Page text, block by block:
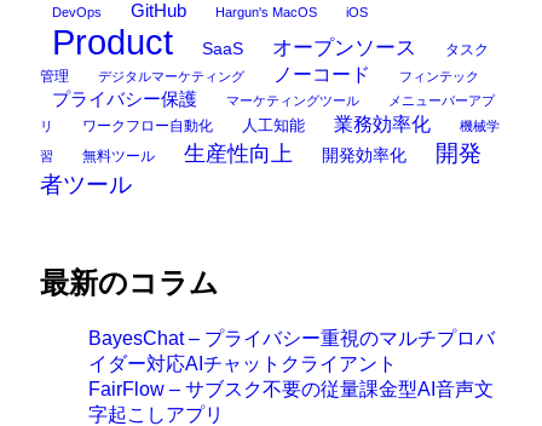
DevOps GitHub Hargun's MacOS iOS
Product SaaS オープンソース
タスク
管理
デジタルマーケティング ノーコード フィンテック
プライバシー保護 マーケティングツール
メニューバーアプ
リ
ワークフロー自動化 人工知能 業務効率化 機械学
習 無料ツール 生産性向上 開発効率化
開発
者ツール
最新のコラム
BayesChat – プライバシー重視のマルチプロバ
イダー対応AIチャットクライアント
FairFlow – サブスク不要の従量課金型AI音声文
字起こしアプリ